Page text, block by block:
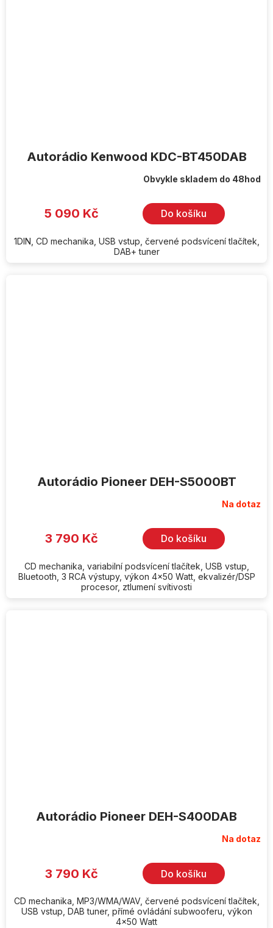
Autorádio Kenwood KDC-BT450DAB
Obvykle skladem do 48hod
5 090 Kč Do košíku
1DIN, CD mechanika, USB vstup, červené podsvícení tlačítek,
DAB+ tuner
Autorádio Pioneer DEH-S5000BT
Na dotaz
3 790 Kč Do košíku
CD mechanika, variabilní podsvícení tlačítek, USB vstup,
Bluetooth, 3 RCA výstupy, výkon 4x50 Watt, ekvalizér/DSP
procesor, ztlumení svítivosti
Autorádio Pioneer DEH-S400DAB
Na dotaz
3 790 Kč Do košíku
CD mechanika, MP3/WMA/WAV, červené podsvícení tlačítek,
USB vstup, DAB tuner, přímé ovládání subwooferu, výkon
4x50 Watt